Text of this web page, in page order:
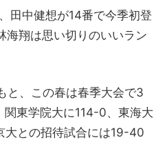
田中健想が14番で今季初登
海翔は思い切りのいいラン
と、この春は春季大会で3
東学院大に114-0、東海大
大との招待試合には19-40